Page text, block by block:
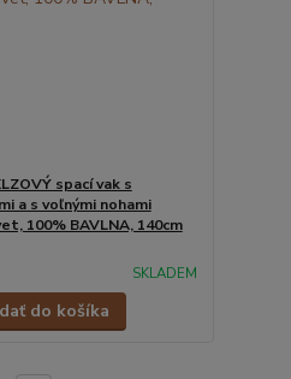
spací vak s
a s voľnými nohami
100% BAVLNA, 140cm
SKLADEM
do košíka